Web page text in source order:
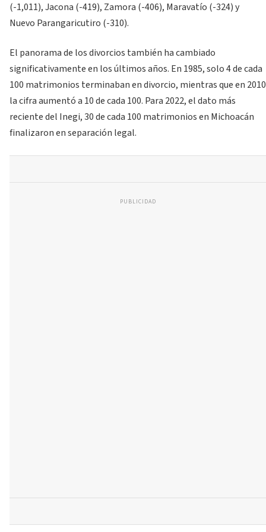
(-1,011), Jacona (-419), Zamora (-406), Maravatío (-324) y
Nuevo Parangaricutiro (-310).
El panorama de los divorcios también ha cambiado
significativamente en los últimos años. En 1985, solo 4 de cada
100 matrimonios terminaban en divorcio, mientras que en 2010
la cifra aumentó a 10 de cada 100. Para 2022, el dato más
reciente del Inegi, 30 de cada 100 matrimonios en Michoacán
finalizaron en separación legal.
PUBLICIDAD